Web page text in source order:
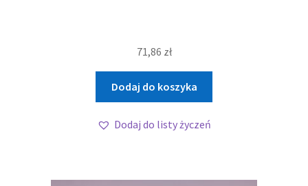
71,86 zł
Dodaj do koszyka
Dodaj do listy życzeń